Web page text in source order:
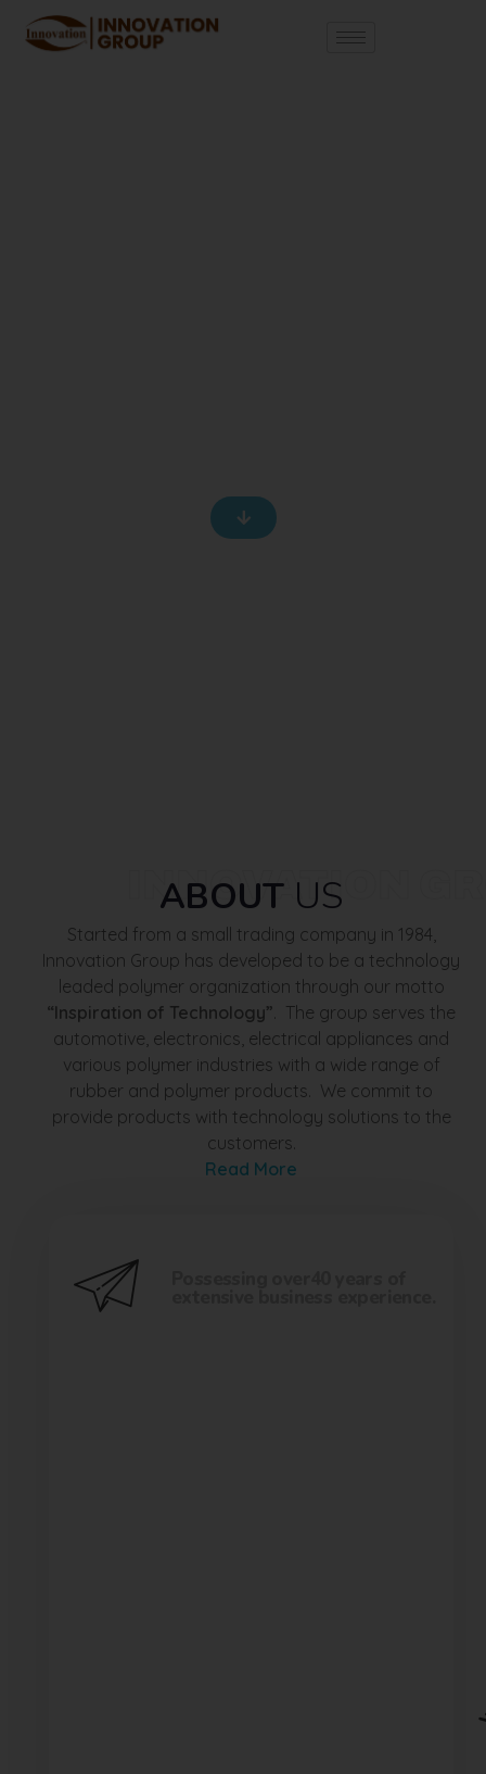
INNOVATION
ABOUT US
Started from a small trading company in 1984,
Innovation Group has developed to be a technology
leaded polymer organization through our motto
“Inspiration of Technology”. The group serves the
automotive, electronics, electrical appliances and
various polymer industries with a wide range of
rubber and polymer products. We commit to
provide products with technology solutions to the
customers.
Read More